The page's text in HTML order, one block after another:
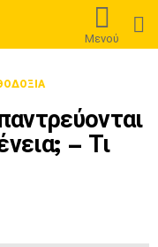
Μενού
– Τι